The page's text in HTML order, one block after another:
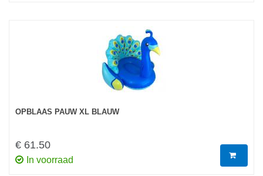
OPBLAAS PAUW XL BLAUW
€ 61.50
In voorraad